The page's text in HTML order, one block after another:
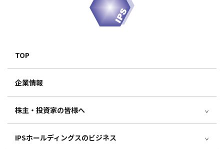
TOP
企業情報
株主・投資家の皆様へ
IPSホールディングスのビジネス